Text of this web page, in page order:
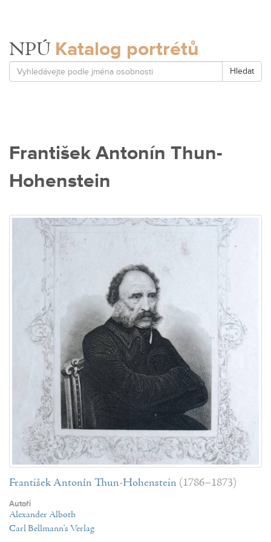
NPÚ Katalog portrétů
Hledat
František Antonín Thun-
Hohenstein
František Antonín Thun-Hohenstein (1786–1873)
Autoři
Alexander Alboth
Carl Bellmann's Verlag